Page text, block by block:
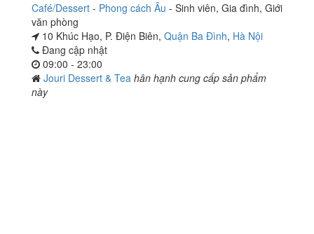
Café/Dessert - Phong cách Âu - Sinh viên, Gia đình, Giới
văn phòng
10 Khúc Hạo, P. Điện Biên, Quận Ba Đình, Hà Nội
Đang cập nhật
09:00 - 23:00
Jouri Dessert & Tea hân hạnh cung cấp sản phẩm
này